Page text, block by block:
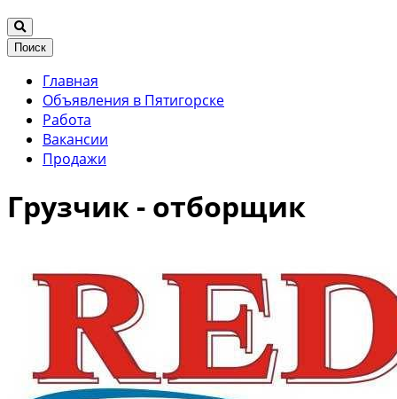
Поиск
Главная
Объявления в Пятигорске
Работа
Вакансии
Продажи
Грузчик - отборщик